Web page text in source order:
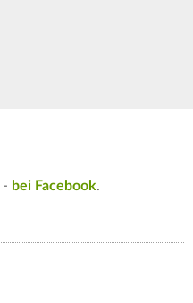
- bei Facebook.